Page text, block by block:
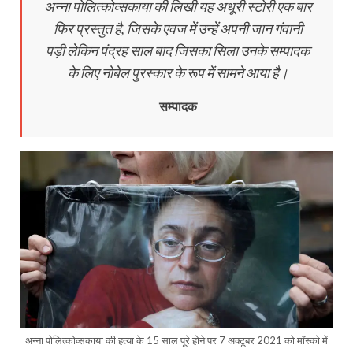
अन्‍ना पोलित्‍कोव्‍सकाया की लिखी यह अधूरी स्‍टोरी एक बार
फिर प्रस्‍तुत है, जिसके एवज में उन्‍हें अपनी जान गंवानी
पड़ी लेकिन पंद्रह साल बाद जिसका सिला उनके सम्‍पादक
के लिए नोबेल पुरस्‍कार के रूप में सामने आया है।
सम्‍पादक
अन्‍ना पोलित्‍कोव्‍सकाया की हत्‍या के 15 साल पूरे होने पर 7 अक्‍टूबर 2021 को मॉस्‍को में